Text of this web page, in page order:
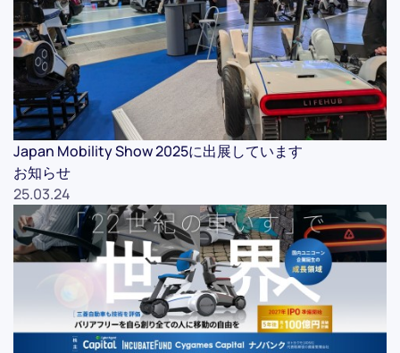
Japan Mobility Show 2025に出展しています
お知らせ
25.03.24